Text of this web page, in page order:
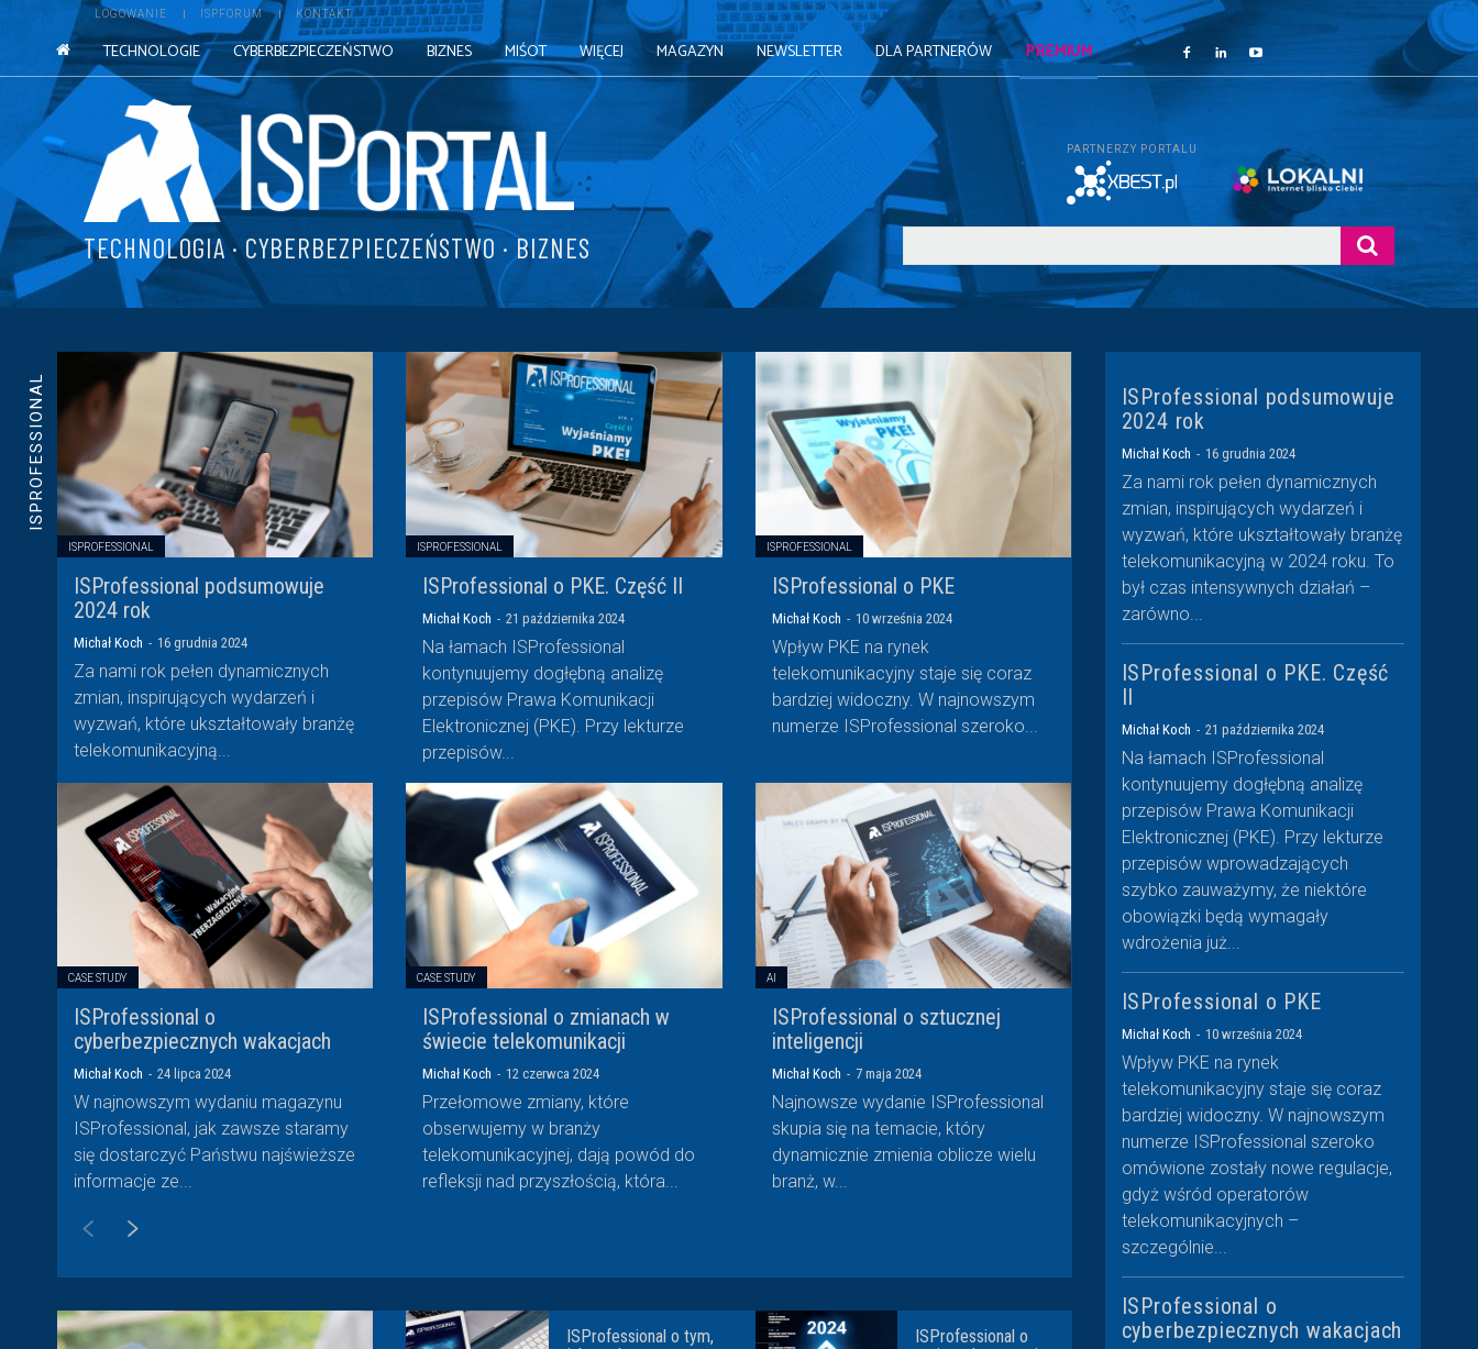
LOGOWANIE ISPFORUM KONTAKT
TECHNOLOGIE CYBERBEZPIECZEŃSTWO BIZNES MIŚOT WIĘCEJ MAGAZYN NEWSLETTER DLA PARTNERÓW PREMIUM
TECHNOLOGIA · CYBERBEZPIECZEŃSTWO · BIZNES
PARTNERZY PORTALU
ISPROFESSIONAL
ISPROFESSIONAL
ISProfessional podsumowuje
2024 rok
Michał Koch - 16 grudnia 2024
Za nami rok pełen dynamicznych
zmian, inspirujących wydarzeń i
wyzwań, które ukształtowały branżę
telekomunikacyjną...
ISPROFESSIONAL
ISProfessional o PKE. Część II
Michał Koch - 21 października 2024
Na łamach ISProfessional
kontynuujemy dogłębną analizę
przepisów Prawa Komunikacji
Elektronicznej (PKE). Przy lekturze
przepisów...
ISPROFESSIONAL
ISProfessional o PKE
Michał Koch - 10 września 2024
Wpływ PKE na rynek
telekomunikacyjny staje się coraz
bardziej widoczny. W najnowszym
numerze ISProfessional szeroko...
CASE STUDY
ISProfessional o
cyberbezpiecznych wakacjach
Michał Koch - 24 lipca 2024
W najnowszym wydaniu magazynu
ISProfessional, jak zawsze staramy
się dostarczyć Państwu najświeższe
informacje ze...
CASE STUDY
ISProfessional o zmianach w
świecie telekomunikacji
Michał Koch - 12 czerwca 2024
Przełomowe zmiany, które
obserwujemy w branży
telekomunikacyjnej, dają powód do
refleksji nad przyszłością, która...
AI
ISProfessional o sztucznej
inteligencji
Michał Koch - 7 maja 2024
Najnowsze wydanie ISProfessional
skupia się na temacie, który
dynamicznie zmienia oblicze wielu
branż, w...
ISProfessional o tym,
ISProfessional o
ISProfessional podsumowuje
2024 rok
Michał Koch - 16 grudnia 2024
Za nami rok pełen dynamicznych
zmian, inspirujących wydarzeń i
wyzwań, które ukształtowały branżę
telekomunikacyjną w 2024 roku. To
był czas intensywnych działań –
zarówno...
ISProfessional o PKE. Część
II
Michał Koch - 21 października 2024
Na łamach ISProfessional
kontynuujemy dogłębną analizę
przepisów Prawa Komunikacji
Elektronicznej (PKE). Przy lekturze
przepisów wprowadzających
szybko zauważymy, że niektóre
obowiązki będą wymagały
wdrożenia już...
ISProfessional o PKE
Michał Koch - 10 września 2024
Wpływ PKE na rynek
telekomunikacyjny staje się coraz
bardziej widoczny. W najnowszym
numerze ISProfessional szeroko
omówione zostały nowe regulacje,
gdyż wśród operatorów
telekomunikacyjnych –
szczególnie...
ISProfessional o
cyberbezpiecznych wakacjach